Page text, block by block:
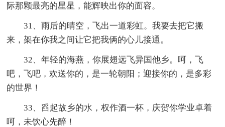
际那颗最亮的星星，能辉映出你的面容。
31、雨后的晴空，飞出一道彩虹。我要去把它搬
来，架在你我之间让它把我俩的心儿接通。
32、年轻的海燕，你展翅远飞异国他乡。呵，飞
吧，飞吧，欢送你的，是一轮朝阳；迎接你的，是多彩
的世界！
33、舀起故乡的水，权作酒一杯，庆贺你学业卓着
呵，未饮心先醉！